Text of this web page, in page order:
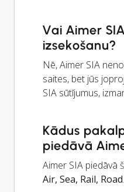
Vai Aimer
izsekošanu?
Nē, Aimer SIA
saites, bet jūs
SIA sūtījumus,
Kādus
piedāvā
Aimer SIA piedāvā
Air, Sea, Rail, Road.